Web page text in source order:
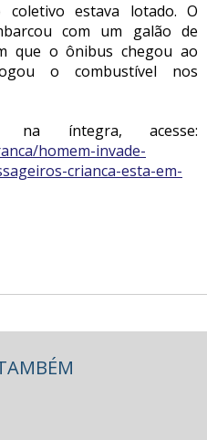
estava lotado. O
com um galão de
que o ônibus chegou ao
o combustível nos
íntegra, acesse:
homem-invade-
crianca-esta-em-